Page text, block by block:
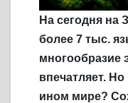
На сегодня на
более 7 тыс.
многообразие
впечатляет. Но
ином мире?